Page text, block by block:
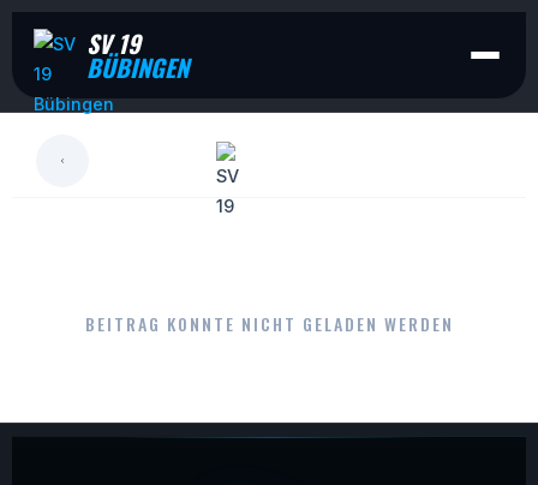
SV 19
BÜBINGEN
BEITRAG KONNTE NICHT GELADEN WERDEN